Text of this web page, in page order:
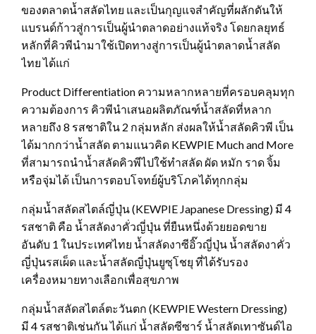
ของตลาดน้ำสลัดไทย และเป็นกุญแจสำคัญที่ผลักดันให้
แบรนด์ก้าวสู่การเป็นผู้นำตลาดอย่างแท้จริง โดยกลยุทธ์
หลักที่คิวพีนำมาใช้เปิดทางสู่การเป็นผู้นำตลาดน้ำสลัด
ไทย ได้แก่
Product Differentiation ความหลากหลายที่ครอบคลุมทุก
ความต้องการ คิวพีนำเสนอผลิตภัณฑ์น้ำสลัดที่หลาก
หลายถึง 8 รสชาติใน 2 กลุ่มหลัก ส่งผลให้น้ำสลัดคิวพี เป็น
ได้มากกว่าน้ำสลัด ตามแนวคิด KEWPIE Much and More
ที่สามารถนำน้ำสลัดคิวพีไปใช้ทำสลัด ผัด หมัก ราด จิ้ม
หรือจุ่มได้ เป็นการตอบโจทย์ผู้บริโภคได้ทุกกลุ่ม
กลุ่มน้ำสลัดสไตล์ญี่ปุ่น (KEWPIE Japanese Dressing) มี 4
รสชาติ คือ น้ำสลัดงาคั่วญี่ปุ่น ที่ยืนหนึ่งด้วยยอดขาย
อันดับ 1 ในประเทศไทย น้ำสลัดงาซีอิ๊วญี่ปุ่น น้ำสลัดงาคั่ว
ญี่ปุ่นรสเผ็ด และน้ำสลัดญี่ปุ่นยูซุโชยุ ที่ได้รับรอง
เครื่องหมายทางเลือกเพื่อสุขภาพ
กลุ่มน้ำสลัดสไตล์ตะวันตก (KEWPIE Western Dressing)
มี 4 รสชาติเช่นกัน ได้แก่ น้ำสลัดซีซาร์ น้ำสลัดเทาซันด์ไอ